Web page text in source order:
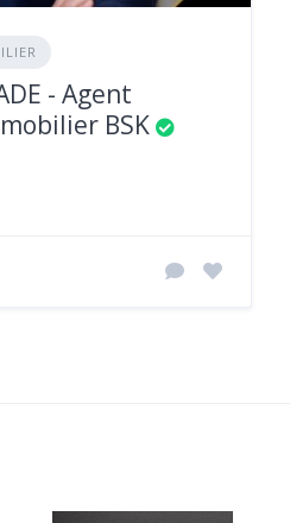
- Agent
BSK